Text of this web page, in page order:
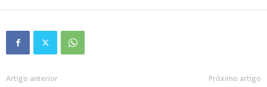
Artigo anterior Próximo artigo